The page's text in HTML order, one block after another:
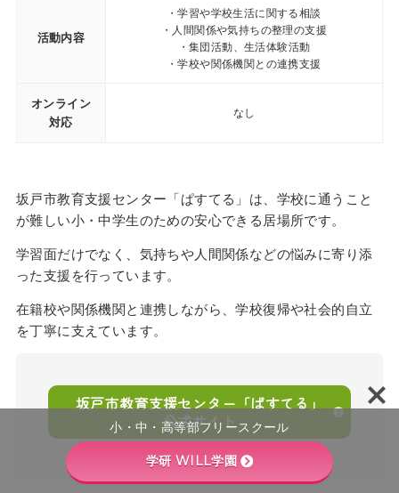
活動内容
・学習や学校生活に関する相談
・人間関係や気持ちの整理の支援
・集団活動、生活体験活動
・学校や関係機関との連携支援
オンライン
対応
なし
坂戸市教育支援センター「ぱすてる」は、学校に通うこと
が難しい小・中学生のための安心できる居場所です。
学習面だけでなく、気持ちや人間関係などの悩みに寄り添
った支援を行っています。
在籍校や関係機関と連携しながら、学校復帰や社会的自立
を丁寧に支えています。
坂戸市教育支援センター「ぱすてる」
公式サイト
小・中・高等部フリースクール
学研 WILL学園